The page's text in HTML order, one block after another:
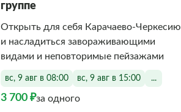
группе
Открыть для себя Карачаево-Черкесию
и насладиться завораживающими
видами и неповторимые пейзажами
вс, 9 авг в 08:00 вс, 9 авг в 15:00 ...
3 700 ₽за одного